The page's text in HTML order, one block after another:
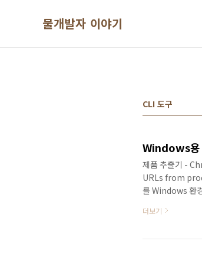
물개발자 이야기
CLI 도구
Windows용
제품 추출기 -
URLs from
를 Windows 환
으로 합니다. 1
더보기